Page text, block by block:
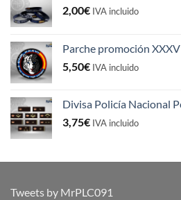
2,00€ IVA incluido
Parche promoción
5,50€ IVA incluido
Divisa Policía Nacional
3,75€ IVA incluido
Tweets by MrPLC091